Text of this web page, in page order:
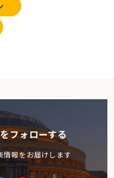
フォローする
情報をお届けします